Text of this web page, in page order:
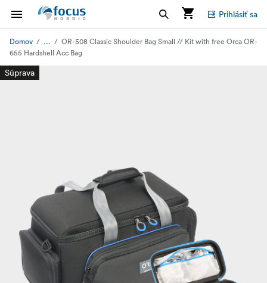
Prihlásiť sa
Domov ...
OR-508 Classic Shoulder Bag Small // Kit with free Orca OR-
655 Hardshell Acc Bag
Súprava